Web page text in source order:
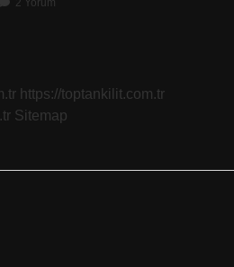
2 Yorum
https://toptankilit.com.tr
Sitemap